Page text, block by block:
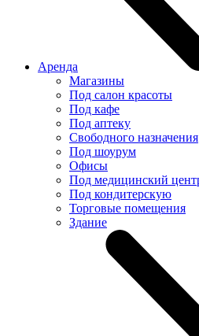
Аренда
Магазины
Под салон красоты
Под кафе
Под аптеку
Свободного назначения
Под шоурум
Офисы
Под медицинский
Под кондитерскую
Торговые помещения
Здание